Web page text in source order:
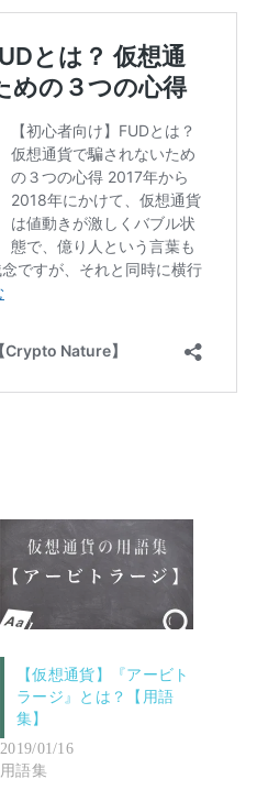
【仮想通貨】『アービト
ラージ』とは？【用語
集】
2019/01/16
用語集